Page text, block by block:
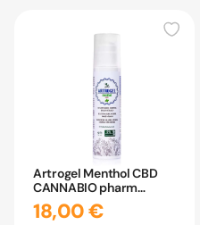
Artrogel Menthol CBD
CANNABIO pharm
200ml
18,00 €